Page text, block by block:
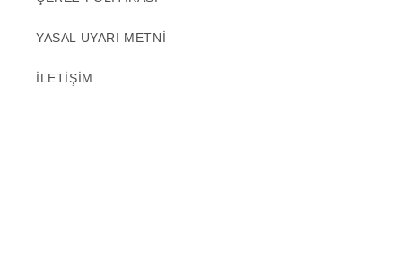
YASAL UYARI METNİ
İLETİŞİM